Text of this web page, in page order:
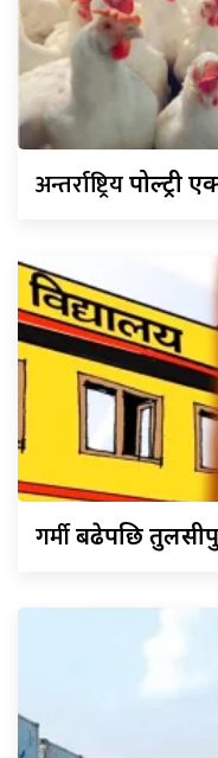
अन्तर्राष्ट्रियपोल्ट्री
गर्मीबढेपछि